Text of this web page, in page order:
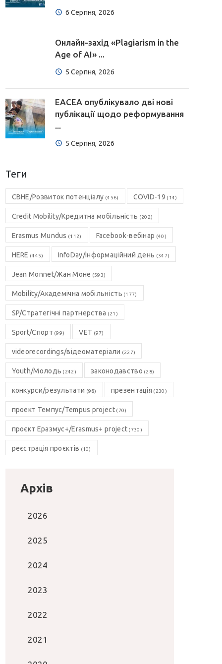
6 Серпня, 2026
Онлайн-захід «Plagiarism in the
Age of AI» ...
5 Серпня, 2026
EACEA опублікувало дві нові
публікації щодо реформування
...
5 Серпня, 2026
Теги
CBHE/Розвиток потенціалу (456) COVID-19 (14)
Credit Mobility/Кредитна мобільність (202)
Erasmus Mundus (112) Facebook-вебінар (40)
HERE (445) InfoDay/Інформаційний день (347)
Jean Monnet/Жан Моне (593)
Mobility/Академічна мобільність (177)
SP/Стратегічні партнерства (21)
Sport/Спорт (99) VET (97)
videorecordings/відеоматеріали (227)
Youth/Молодь (242) законодавство (28)
конкурси/результати (98) презентація (230)
проект Темпус/Tempus project(70)
проєкт Еразмус+/Erasmus+ project (730)
реєстрація проєктів (10)
Архів
2026
2025
2024
2023
2022
2021